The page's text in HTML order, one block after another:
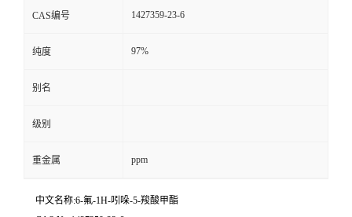
CAS编号 1427359-23-6
纯度 97%
别名
级别
重金属 ppm
中文名称:6-氟-1H-吲哚-5-羧酸甲酯